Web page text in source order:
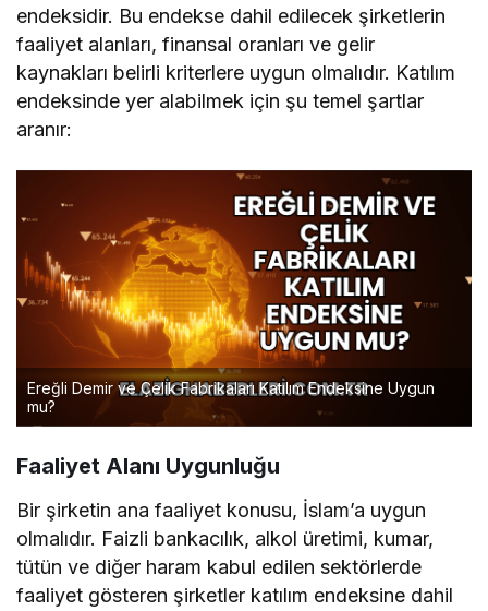
endeksidir. Bu endekse dahil edilecek şirketlerin
faaliyet alanları, finansal oranları ve gelir
kaynakları belirli kriterlere uygun olmalıdır. Katılım
endeksinde yer alabilmek için şu temel şartlar
aranır:
Ereğli Demir ve Çelik Fabrikaları Katılım Endeksine Uygun
mu?
Faaliyet Alanı Uygunluğu
Bir şirketin ana faaliyet konusu, İslam’a uygun
olmalıdır. Faizli bankacılık, alkol üretimi, kumar,
tütün ve diğer haram kabul edilen sektörlerde
faaliyet gösteren şirketler katılım endeksine dahil